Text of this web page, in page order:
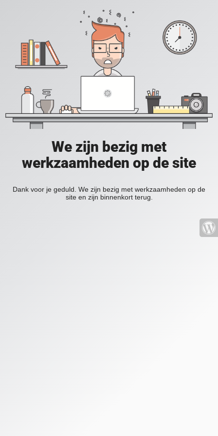
We zijn bezig met
werkzaamheden op de site
Dank voor je geduld. We zijn bezig met werkzaamheden op de
site en zijn binnenkort terug.